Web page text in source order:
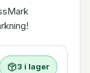
3 i lager